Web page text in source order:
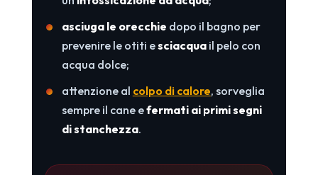
asciuga le orecchie dopo il bagno per
prevenire le otiti esciacquail pelo con
acqua dolce;
attenzione al colpo di calore, sorveglia
sempre il cane efermati ai primi segni
di stanchezza.